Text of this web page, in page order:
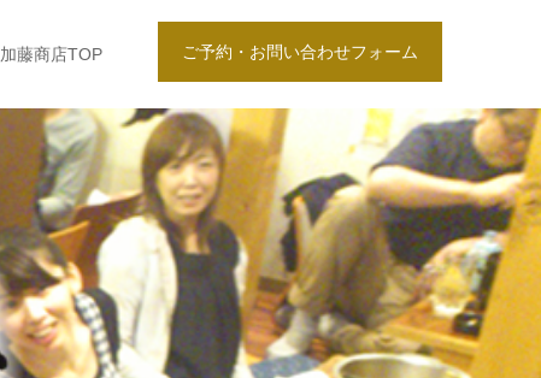
ご予約・お問い合わせフォーム
加藤商店TOP